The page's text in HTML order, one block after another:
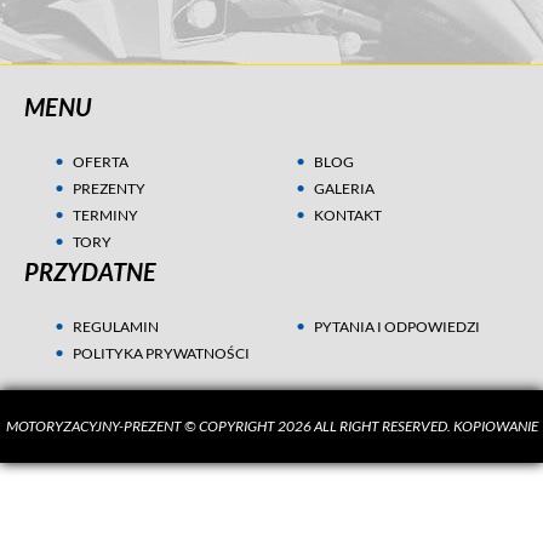
MENU
OFERTA
PREZENTY
TERMINY
TORY
BLOG
GALERIA
KONTAKT
PRZYDATNE
REGULAMIN
POLITYKA PRYWATNOŚCI
PYTANIA I ODPOWIEDZI
MOTORYZACYJNY-PREZENT © COPYRIGHT 2026 ALL RIGHT RESERVED. KOPIOWANIE